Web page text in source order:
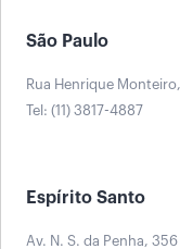
São Paulo
Rua Henrique
Tel: (11) 3817-4887
Espírito Santo
Av. N. S. da Penha,